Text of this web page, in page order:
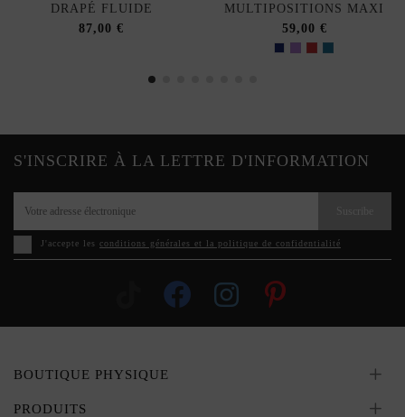
DRAPÉ FLUIDE
87,00 €
MULTIPOSITIONS MAXI
59,00 €
S'INSCRIRE À LA LETTRE D'INFORMATION
J'accepte les conditions générales et la politique de confidentialité
BOUTIQUE PHYSIQUE
PRODUITS